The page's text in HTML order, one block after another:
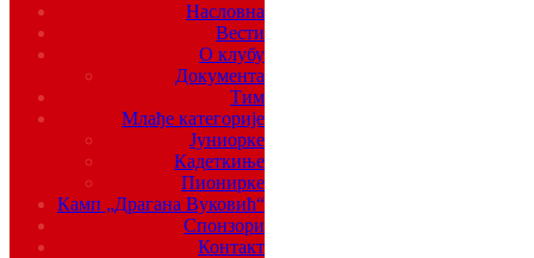
Насловна
Вести
О клубу
Документа
Тим
Млађе категорије
Јуниорке
Кадеткиње
Пионирке
Камп „Драгана Вуковић“
Спонзори
Контакт